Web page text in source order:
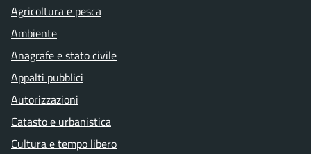
Agricoltura e pesca
Ambiente
Anagrafe e stato civile
Appalti pubblici
Autorizzazioni
Catasto e urbanistica
Cultura e tempo libero